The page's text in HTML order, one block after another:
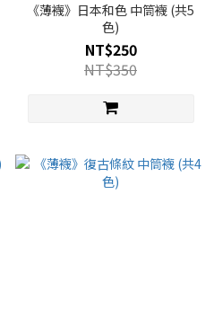
《薄襪》日本和色 中筒襪 (共5
色)
NT$250
NT$350